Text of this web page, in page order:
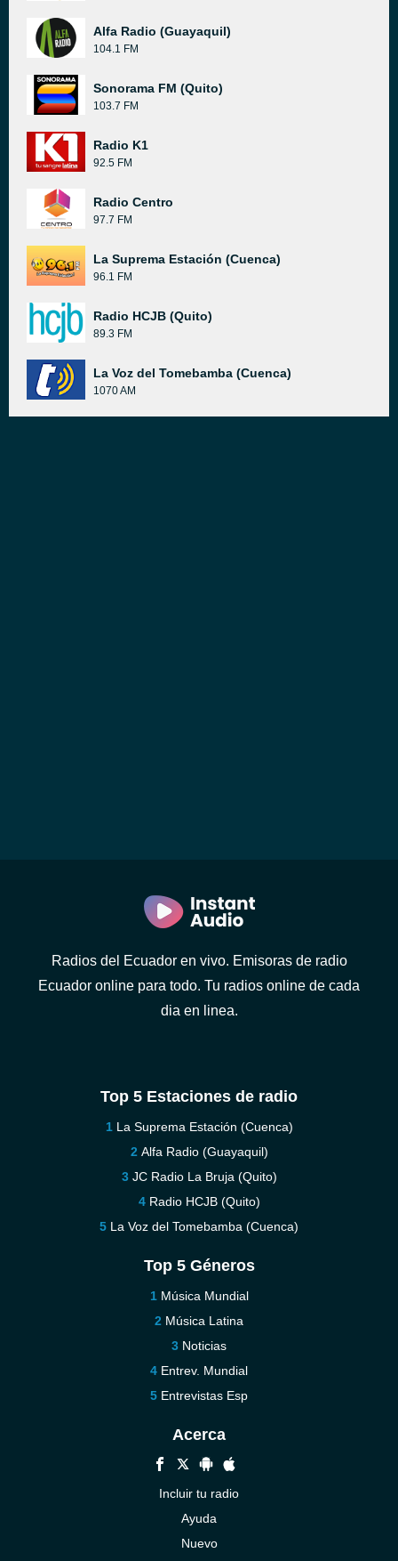
Alfa Radio (Guayaquil)
104.1 FM
Sonorama FM (Quito)
103.7 FM
Radio K1
92.5 FM
Radio Centro
97.7 FM
La Suprema Estación (Cuenca)
96.1 FM
Radio HCJB (Quito)
89.3 FM
La Voz del Tomebamba (Cuenca)
1070 AM
Radios del Ecuador en vivo. Emisoras de radio
Ecuador online para todo. Tu radios online de cada
dia en linea.
Top 5 Estaciones de radio
La Suprema Estación (Cuenca)
Alfa Radio (Guayaquil)
JC Radio La Bruja (Quito)
Radio HCJB (Quito)
La Voz del Tomebamba (Cuenca)
Top 5 Géneros
Música Mundial
Música Latina
Noticias
Entrev. Mundial
Entrevistas Esp
Acerca
Incluir tu radio
Ayuda
Nuevo